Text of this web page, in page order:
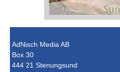
AdNisch Media AB
Box 30
444 21 Stenungsund